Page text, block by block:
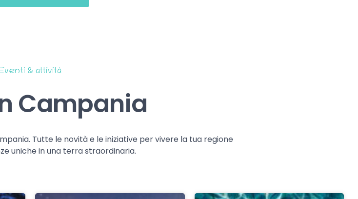
& attività
Campania
Tutte le novità e le iniziative per vivere la tua regione
uniche in una terra straordinaria.